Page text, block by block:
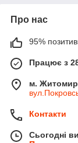
Про нас
95%
Працює з
м. Житомир
Контакти
Сьогодні